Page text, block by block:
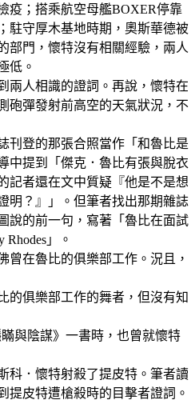
疫；搭乘航空母艦BOXER停靠
駐守厚木基地時期，奧斯華德被
部門，懷特沒有相關經驗，兩人
低。
兩人相識的證詞。再說，懷特在
砲彈發射前高空的天氣狀況，不
刊登的那張合照當作「和魯比是
中提到「傑克．魯比有張與脫衣
記者還在文中質疑『他是不是想
明？』」。但筆者找出那期雜誌
說的前一句，寫著「魯比在面試
」。
曾在魯比的俱樂部工作。況且，
的俱樂部工作的舞者，但沒有知
與陰謀》一書時，也曾就懷特
科．懷特射殺了提皮特。筆者讀
提皮特遭槍殺時的目擊者證詞。